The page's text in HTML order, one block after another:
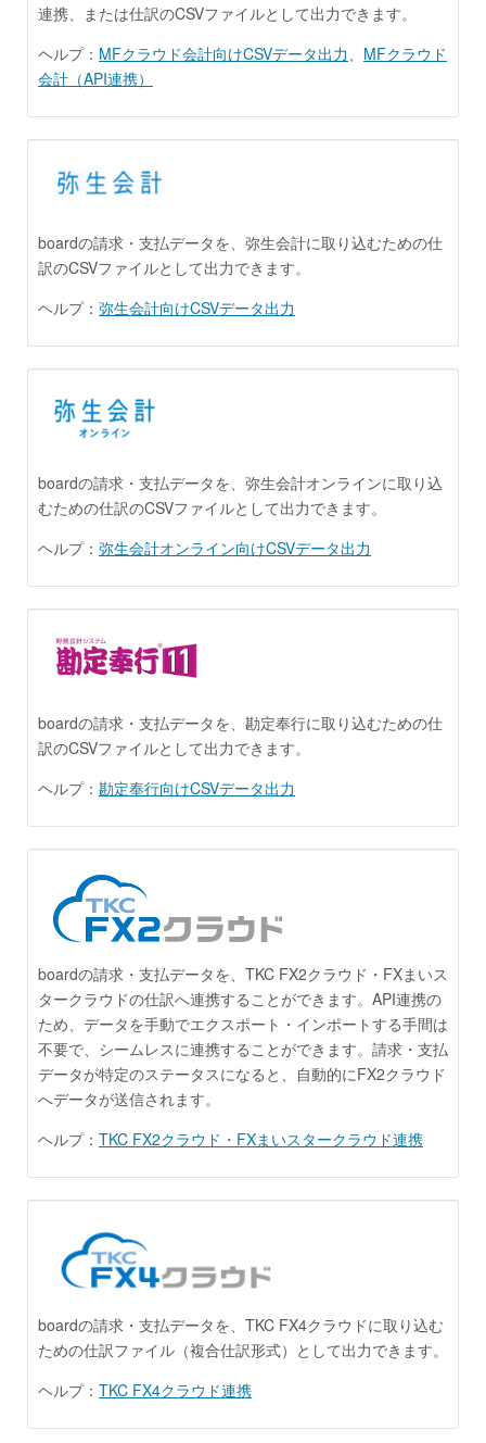
連携、または仕訳のCSVファイルとして出力できます。
ヘルプ： MFクラウド会計向けCSVデータ出力、 MFクラウド
会計（API連携）
boardの請求・支払データを、弥生会計に取り込むための仕
訳のCSVファイルとして出力できます。
ヘルプ： 弥生会計向けCSVデータ出力
boardの請求・支払データを、弥生会計オンラインに取り込
むための仕訳のCSVファイルとして出力できます。
ヘルプ： 弥生会計オンライン向けCSVデータ出力
boardの請求・支払データを、勘定奉行に取り込むための仕
訳のCSVファイルとして出力できます。
ヘルプ： 勘定奉行向けCSVデータ出力
boardの請求・支払データを、TKC FX2クラウド・FXまいス
タークラウドの仕訳へ連携することができます。API連携の
ため、データを手動でエクスポート・インポートする手間は
不要で、シームレスに連携することができます。請求・支払
データが特定のステータスになると、自動的にFX2クラウド
へデータが送信されます。
ヘルプ： TKC FX2クラウド・FXまいスタークラウド連携
boardの請求・支払データを、TKC FX4クラウドに取り込む
ための仕訳ファイル（複合仕訳形式）として出力できます。
ヘルプ： TKC FX4クラウド連携